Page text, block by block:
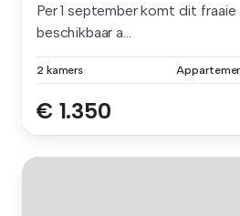
Per 1 september komt dit
beschikbaar a...
2 kamers
€ 1.350